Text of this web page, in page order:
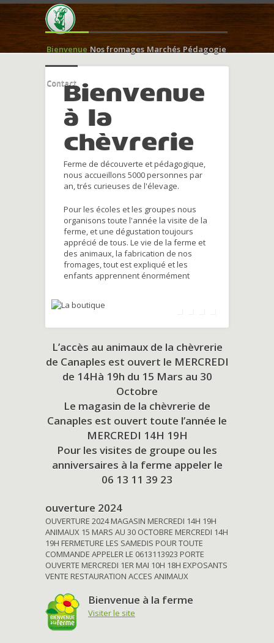
Bienvenue Nos fromages Marchés Pédagogie
ContactBienvenue
à la
chèvrerie
Ferme de découverte et pédagogique,
nous accueillons 5000 personnes par
an, trés curieuses de l'élevage.
Pour les écoles et les groupes nous
organisons toute l'année la visite de la
ferme, et une dégustation toujours
apprécié de tous. Le vie de la ferme et
des animaux, la fabrication de nos
fromages, tout est expliqué et les
enfants apprennent énormément
L’accès au animaux de la chèvrerie
de Canaples est ouvert le MERCREDI
de 14Hà 19h du 15 Mars au 30
Octobre
Le magasin de la chèvrerie de
Canaples est ouvert toute l’année le
MERCREDI 14H 19H
Pour les visites de groupe ou les
anniversaires à la ferme appeler le
06 13 11 39 23
ouverture 2024
OUVERTURE 2024 MAGASIN MERCREDI 14H 19H
ANIMAUX 15 MARS AU 30 OCTOBRE MERCREDI 14H
19H FERMETURE LES SAMEDIS POUR TOUTE
COMMANDE APPELER LE 0613113923 PORTE
OUVERTE MERCREDI 1ER MAI 10H 18H EXPOSANTS
VENTE RESTAURATION ACCES ANIMAUX
Bienvenue à la ferme
Visiter le site